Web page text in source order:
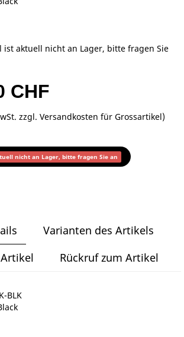
ist aktuell nicht an Lager, bitte fragen Sie
CHF
zzgl. Versandkosten für Grossartikel)
nicht an Lager, bitte fragen Sie an
Varianten des Artikels
Rückruf zum Artikel
BLK